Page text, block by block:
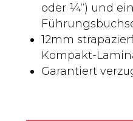
oder ¼“) und
12mm
Kompakt-
Garantiert